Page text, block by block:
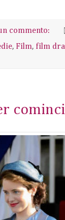
commento:
, Film, film